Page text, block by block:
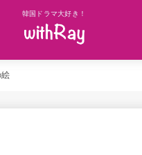
韓国ドラマ大好き！